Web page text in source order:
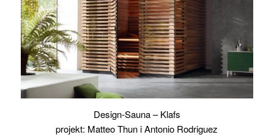
Design-Sauna – Klafs
projekt: Matteo Thun i Antonio Rodriguez